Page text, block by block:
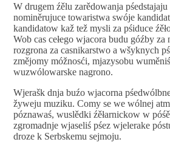
W drugem źělu zarědowanja
nominěrujuce towaristwa swóje
kandidatow kaž tež mysli za pśiduce
Wob cas cełego wjacora budu góźby za
rozgrona za casnikarstwo a wšyknych
změjomy móžnosći, mjazysobu
wuzwólowarske nagrono.
Wjerašk dnja buźo wjacorna
žyweju muziku. Comy se we wólnej
póznawaś, wuslědki źěłarnickow w
zgromadnje wjaseliś pśez wjelerake
droze k Serbskemu sejmoju.